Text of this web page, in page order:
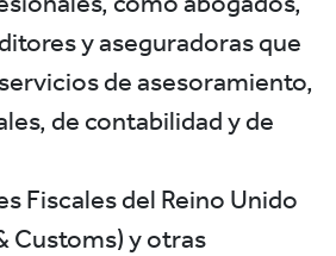
y aseguradoras que
de asesoramiento,
de contabilidad y de
Fiscales del Reino Unido
Customs) y otras